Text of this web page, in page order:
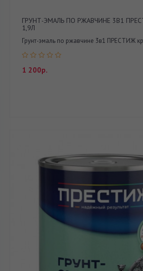
ГРУНТ-ЭМАЛЬ ПО РЖАВЧИНЕ 3В1
1,9Л
Грунт-эмаль по ржавчине 3в1 ПРЕСТИЖ
1 200р.